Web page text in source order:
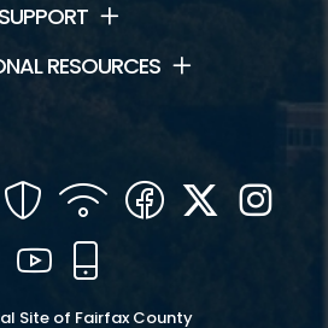
SUPPORT
RESOURCES
SecurityWIFI Facebook
Twitter
YouTube
Site of Fairfax County